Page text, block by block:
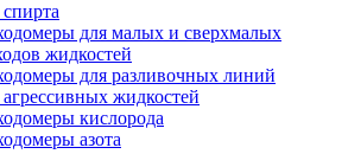
для малых и сверхмалых
жидкостей
для разливочных линий
жидкостей
кислорода
азота